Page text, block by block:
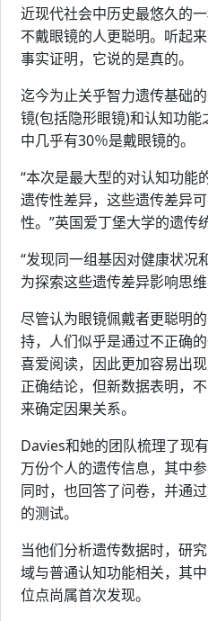
近现代社会中历史最悠久的
不戴眼镜的人更聪明。听起
事实证明，它说的是真的。
迄今为止关乎智力遗传基础
镜(包括隐形眼镜)和认知功
中几乎有30％是戴眼镜的。
“本次是最大型的对认知功能
遗传性差异，这些遗传差异
性。”英国爱丁堡大学的遗传
“发现同一组基因对健康状况
为探索这些遗传差异影响思
尽管认为眼镜佩戴者更聪明
持，人们似乎是通过不正确
喜爱阅读，因此更加容易出
正确结论，但新数据表明，
来确定因果关系。
Davies和她的团队梳理了现
万份个人的遗传信息，其中
同时，也回答了问卷，并通
的测试。
当他们分析遗传数据时，研
域与普通认知功能相关，其
位点尚属首次发现。